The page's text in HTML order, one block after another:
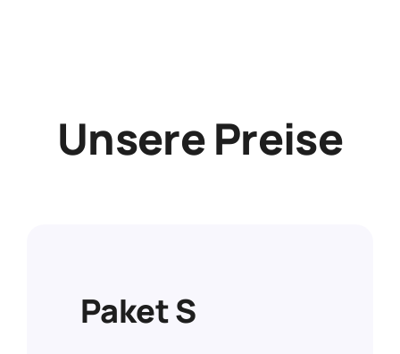
Unsere Preise
Paket S